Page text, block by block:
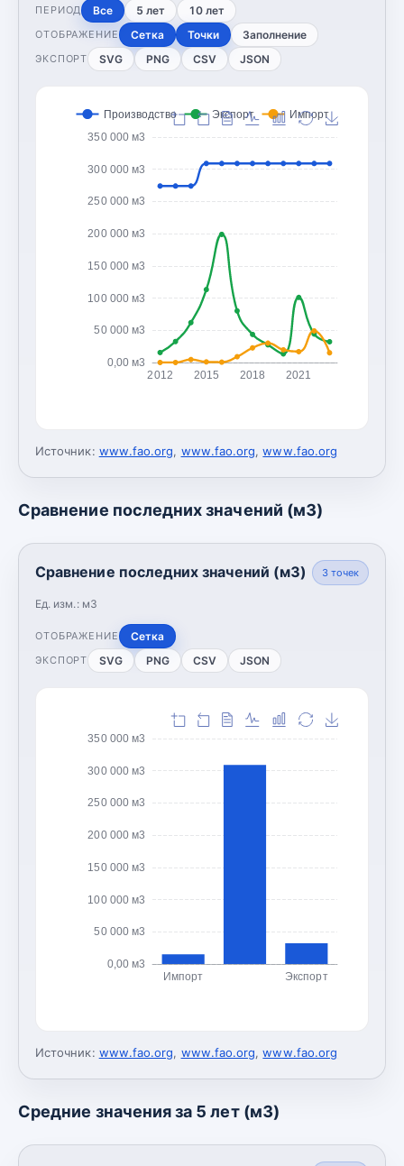
ПЕРИОД Все 5 лет 10 лет
ОТОБРАЖЕНИЕ Сетка Точки Заполнение
ЭКСПОРТ SVG PNG CSV JSON
0,00 м3
50 000 м3
100 000 м3
150 000 м3
200 000 м3
250 000 м3
300 000 м3
350 000 м3
2012 2015 2018 2021
Производство Экспорт Импорт
Источник: www.fao.org, www.fao.org,www.fao.org
Сравнение последних значений (м3)
Сравнение последних значений (м3)
Ед. изм.: м3
3точек
ОТОБРАЖЕНИЕ Сетка
ЭКСПОРТ SVG PNG CSV JSON
0,00 м3
50 000 м3
100 000 м3
150 000 м3
200 000 м3
250 000 м3
300 000 м3
350 000 м3
Импорт Экспорт
Источник: www.fao.org, www.fao.org,www.fao.org
Средние значения за 5 лет (м3)